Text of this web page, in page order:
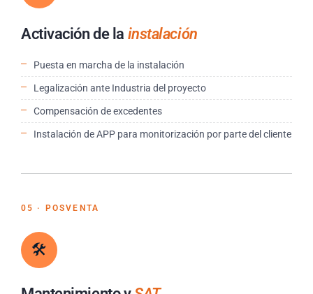
Activación de la instalación
Puesta en marcha de la instalación
Legalización ante Industria del proyecto
Compensación de excedentes
Instalación de APP para monitorización por parte del cliente
05 · POSVENTA
🛠